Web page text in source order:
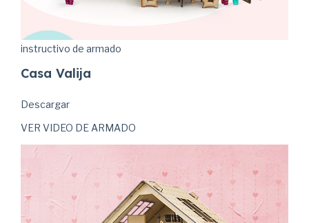
instructivo de armado
Casa Valija
Descargar
VER VIDEO DE ARMADO